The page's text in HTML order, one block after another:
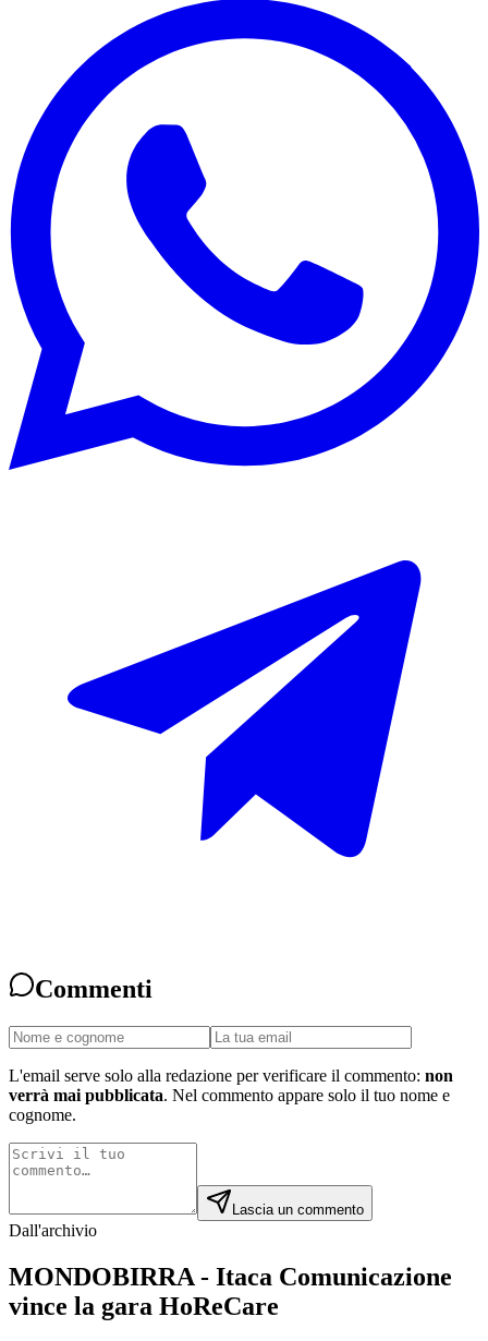
Commenti
L'email serve solo alla redazione per verificare il commento: non
verrà mai pubblicata. Nel commento appare solo il tuo nome e
cognome.
Lascia un commento
Dall'archivio
MONDOBIRRA - Itaca Comunicazione
vince la gara HoReCare